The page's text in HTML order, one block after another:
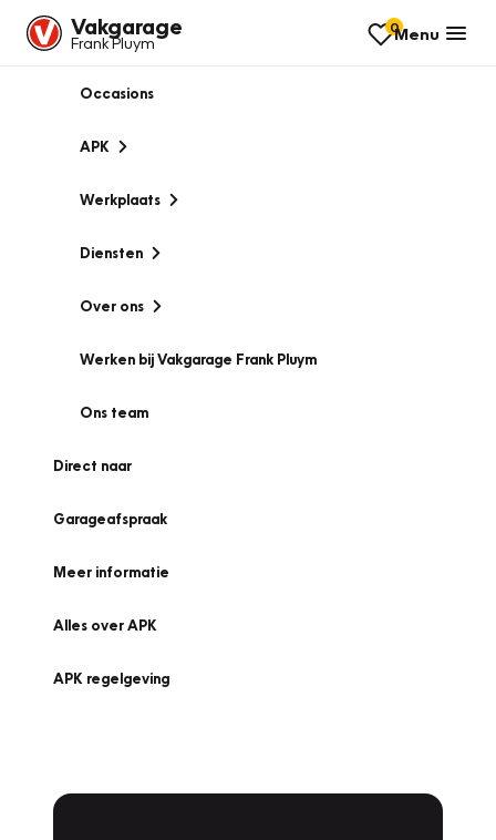
Vakgarage
Frank Pluym
0Menu
Occasions
APK
Werkplaats
Diensten
Over ons
Werken bij Vakgarage Frank Pluym
Ons team
Direct naar
Garageafspraak
Meer informatie
Alles over APK
APK regelgeving